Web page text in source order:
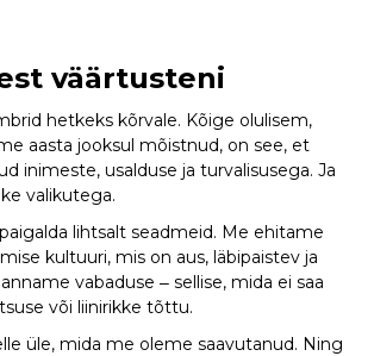
väärtusteni
hetkeks kõrvale. Kõige olulisem,
aasta jooksul mõistnud, on see, et
inimeste, usalduse ja turvalisusega. Ja
valikutega.
lihtsalt seadmeid. Me ehitame
kultuuri, mis on aus, läbipaistev ja
vabaduse ‒ sellise, mida ei saa
või liinirikke tõttu.
üle, mida me oleme saavutanud. Ning